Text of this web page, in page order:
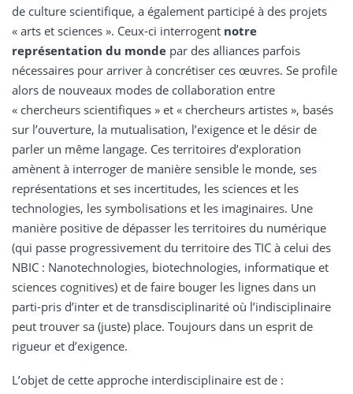
de culture scientifique, a également participé à des projets
« arts et sciences ». Ceux-ci interrogent notre
représentation du monde par des alliances parfois
nécessaires pour arriver à concrétiser ces œuvres. Se profile
alors de nouveaux modes de collaboration entre
« chercheurs scientifiques » et « chercheurs artistes », basés
sur l’ouverture, la mutualisation, l’exigence et le désir de
parler un même langage. Ces territoires d’exploration
amènent à interroger de manière sensible le monde, ses
représentations et ses incertitudes, les sciences et les
technologies, les symbolisations et les imaginaires. Une
manière positive de dépasser les territoires du numérique
(qui passe progressivement du territoire des TIC à celui des
NBIC : Nanotechnologies, biotechnologies, informatique et
sciences cognitives) et de faire bouger les lignes dans un
parti-pris d’inter et de transdisciplinarité où l’indisciplinaire
peut trouver sa (juste) place. Toujours dans un esprit de
rigueur et d’exigence.
L’objet de cette approche interdisciplinaire est de :